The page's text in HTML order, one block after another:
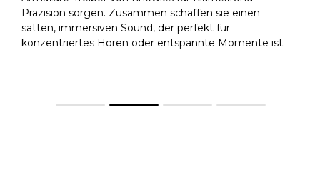
geringer Latenz für ein reichhaltigeres und
immersiveres Bluetooth®-Hörerlebnis.